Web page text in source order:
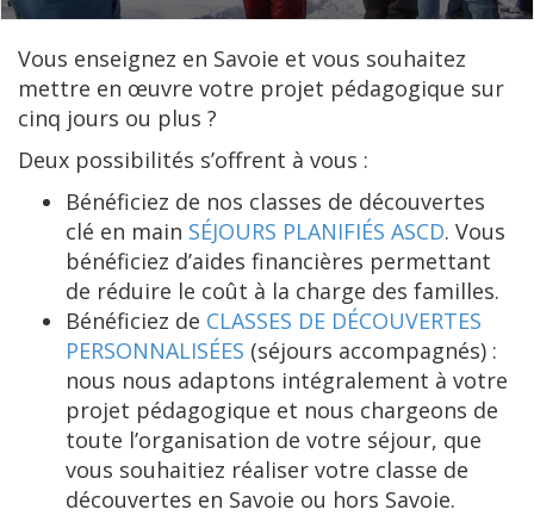
Vous enseignez en Savoie et vous souhaitez
mettre en œuvre votre projet pédagogique sur
cinq jours ou plus ?
Deux possibilités s’offrent à vous :
Bénéficiez de nos classes de découvertes
clé en main SÉJOURS PLANIFIÉS ASCD. Vous
bénéficiez d’aides financières permettant
de réduire le coût à la charge des familles.
Bénéficiez de CLASSES DE DÉCOUVERTES
PERSONNALISÉES (séjours accompagnés) :
nous nous adaptons intégralement à votre
projet pédagogique et nous chargeons de
toute l’organisation de votre séjour, que
vous souhaitiez réaliser votre classe de
découvertes en Savoie ou hors Savoie.